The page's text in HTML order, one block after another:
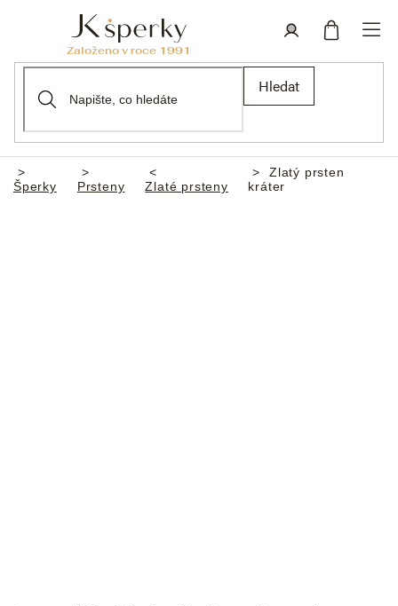
Hledat
Domů
Šperky Prsteny Zlaté prsteny
Zlatý prsten
kráter